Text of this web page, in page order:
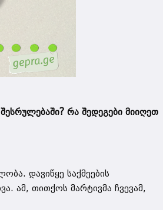
რა შედეგები მიიღეთ
დავიწყე საქმეების
ამ, თითქოს მარტივმა ჩვევამ,